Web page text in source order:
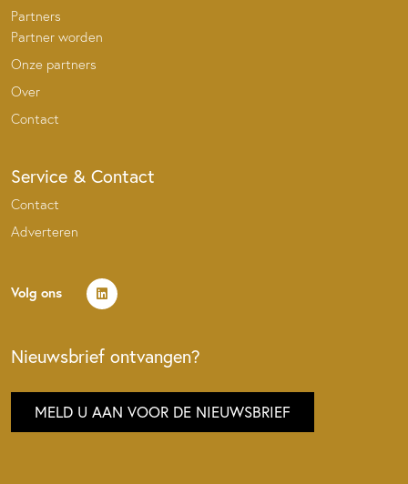
Partners
Partner worden
Onze partners
Over
Contact
Service & Contact
Contact
Adverteren
Volg ons
Nieuwsbrief ontvangen?
MELD U AAN VOOR DE NIEUWSBRIEF